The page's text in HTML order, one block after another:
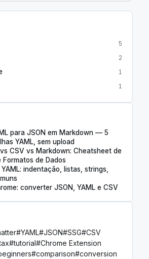
5
2
1
1
para JSON em Markdown — 5
YAML, sem upload
CSV vs Markdown: Cheatsheet de
de Dados
indentação, listas, strings,
converter JSON, YAML e CSV
#YAML#JSON#SSG#CSV
#tutorial#Chrome Extension
#comparison#conversion